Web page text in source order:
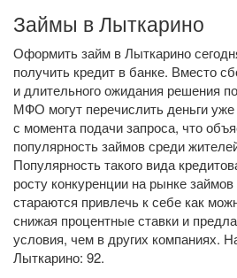
Займы в Лыткарино
Оформить займ в Лыткарино
получить кредит в банке. Вместо
и длительного ожидания решения
МФО могут перечислить деньги
с момента подачи запроса, что
популярность займов среди
Популярность такого вида
росту конкуренции на рынке
стараются привлечь к себе как
снижая процентные ставки и
условия, чем в других компаниях.
Лыткарино: 92.